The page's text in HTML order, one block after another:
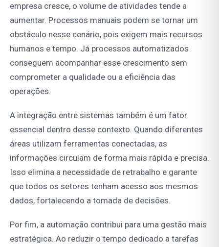
empresa cresce, o volume de atividades tende a
aumentar. Processos manuais podem se tornar um
obstáculo nesse cenário, pois exigem mais recursos
humanos e tempo. Já processos automatizados
conseguem acompanhar esse crescimento sem
comprometer a qualidade ou a eficiência das
operações.
A integração entre sistemas também é um fator
essencial dentro desse contexto. Quando diferentes
áreas utilizam ferramentas conectadas, as
informações circulam de forma mais rápida e precisa.
Isso elimina a necessidade de retrabalho e garante
que todos os setores tenham acesso aos mesmos
dados, fortalecendo a tomada de decisões.
Por fim, a automação contribui para uma gestão mais
estratégica. Ao reduzir o tempo dedicado a tarefas